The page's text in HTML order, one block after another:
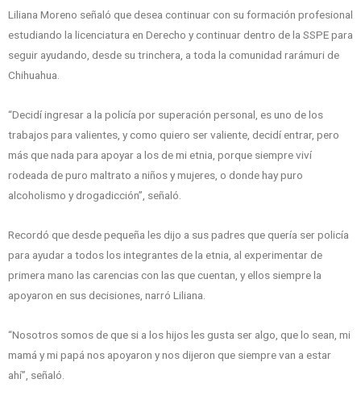
Liliana Moreno señaló que desea continuar con su formación profesional
estudiando la licenciatura en Derecho y continuar dentro de la SSPE para
seguir ayudando, desde su trinchera, a toda la comunidad rarámuri de
Chihuahua.
“Decidí ingresar a la policía por superación personal, es uno de los
trabajos para valientes, y como quiero ser valiente, decidí entrar, pero
más que nada para apoyar a los de mi etnia, porque siempre viví
rodeada de puro maltrato a niños y mujeres, o donde hay puro
alcoholismo y drogadicción”, señaló.
Recordó que desde pequeña les dijo a sus padres que quería ser policía
para ayudar a todos los integrantes de la etnia, al experimentar de
primera mano las carencias con las que cuentan, y ellos siempre la
apoyaron en sus decisiones, narró Liliana.
“Nosotros somos de que si a los hijos les gusta ser algo, que lo sean, mi
mamá y mi papá nos apoyaron y nos dijeron que siempre van a estar
ahí”, señaló.